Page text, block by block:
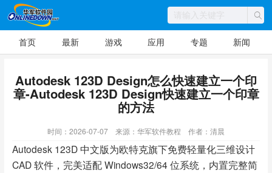
首页 最新 游戏 应用 专题 新闻
Autodesk 123D Design怎么快速建立一个印
章-Autodesk 123D Design快速建立一个印章
的方法
时间：2026-07-07 来源：华军软件教程 作者：清晨
Autodesk 123D 中文版为欧特克旗下免费轻量化三维设计
CAD 软件，完美适配 Windows32/64 位系统，内置完整简